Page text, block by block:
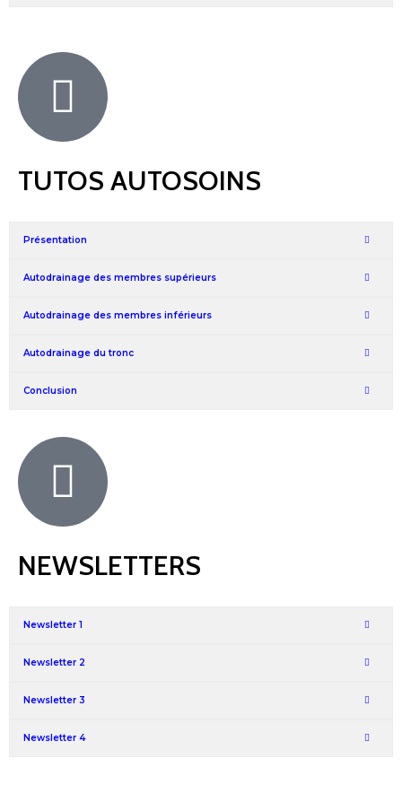
TUTOS AUTOSOINS
Présentation
Autodrainage des membres supérieurs
Autodrainage des membres inférieurs
Autodrainage du tronc
Conclusion
NEWSLETTERS
Newsletter 1
Newsletter 2
Newsletter 3
Newsletter 4